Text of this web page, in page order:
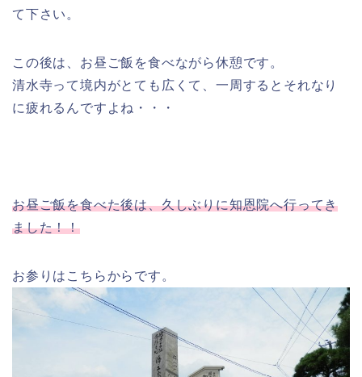
て下さい。
この後は、お昼ご飯を食べながら休憩です。
清水寺って境内がとても広くて、一周するとそれなり
に疲れるんですよね・・・
お昼ご飯を食べた後は、久しぶりに知恩院へ行ってき
ました！！
お参りはこちらからです。